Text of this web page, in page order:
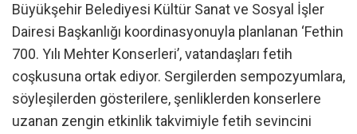
Büyükşehir Belediyesi Kültür Sanat ve Sosyal İşler
Dairesi Başkanlığı koordinasyonuyla planlanan ‘Fethin
700. Yılı Mehter Konserleri’, vatandaşları fetih
coşkusuna ortak ediyor. Sergilerden sempozyumlara,
söyleşilerden gösterilere, şenliklerden konserlere
uzanan zengin etkinlik takvimiyle fetih sevincini